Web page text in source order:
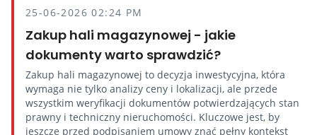
25-06-2026 02:24 PM
Zakup hali magazynowej - jakie
dokumenty warto sprawdzić?
Zakup hali magazynowej to decyzja inwestycyjna, która
wymaga nie tylko analizy ceny i lokalizacji, ale przede
wszystkim weryfikacji dokumentów potwierdzających stan
prawny i techniczny nieruchomości. Kluczowe jest, by
jeszcze przed podpisaniem umowy znać pełny kontekst